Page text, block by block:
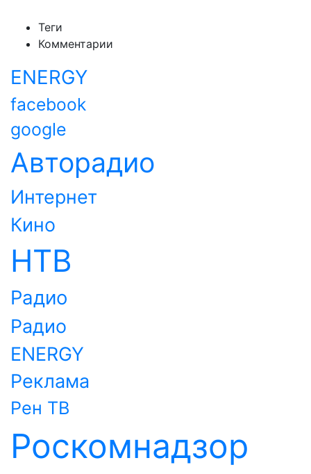
Теги
Комментарии
ENERGY
facebook
google
Авторадио
Интернет
Кино
НТВ
Радио
Радио
ENERGY
Реклама
Рен ТВ
Роскомнадзор